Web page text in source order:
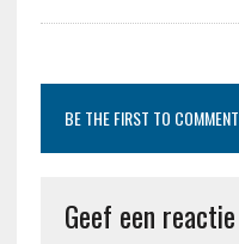
BE THE FIRST TO COMMENT
Geef een reactie